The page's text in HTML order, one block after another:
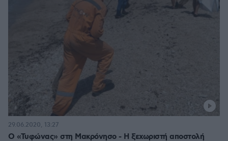
Ο «Τυφώνας» στη Μακρόνησο - Η ξεχωριστή αποστολή
29.06.2020, 13:27